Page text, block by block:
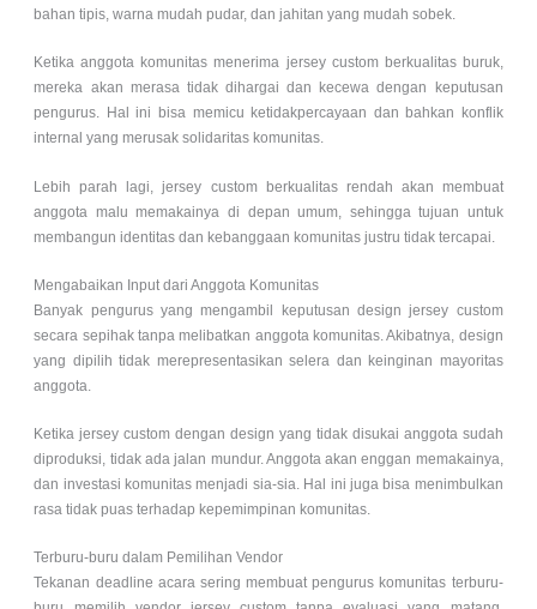
bahan tipis, warna mudah pudar, dan jahitan yang mudah sobek.
Ketika anggota komunitas menerima jersey custom berkualitas buruk,
mereka akan merasa tidak dihargai dan kecewa dengan keputusan
pengurus. Hal ini bisa memicu ketidakpercayaan dan bahkan konflik
internal yang merusak solidaritas komunitas.
Lebih parah lagi, jersey custom berkualitas rendah akan membuat
anggota malu memakainya di depan umum, sehingga tujuan untuk
membangun identitas dan kebanggaan komunitas justru tidak tercapai.
Mengabaikan Input dari Anggota Komunitas
Banyak pengurus yang mengambil keputusan design jersey custom
secara sepihak tanpa melibatkan anggota komunitas. Akibatnya, design
yang dipilih tidak merepresentasikan selera dan keinginan mayoritas
anggota.
Ketika jersey custom dengan design yang tidak disukai anggota sudah
diproduksi, tidak ada jalan mundur. Anggota akan enggan memakainya,
dan investasi komunitas menjadi sia-sia. Hal ini juga bisa menimbulkan
rasa tidak puas terhadap kepemimpinan komunitas.
Terburu-buru dalam Pemilihan Vendor
Tekanan deadline acara sering membuat pengurus komunitas terburu-